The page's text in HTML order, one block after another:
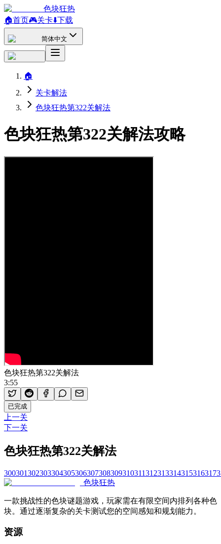
色块狂热
🏠首页🎮关卡⬇️下载
简体中文
🏠
关卡解法
色块狂热第322关解法
色块狂热第322关解法攻略
色块狂热第322关解法
3:55
已完成
上一关
下一关
色块狂热第322关解法
300301302303304305306307308309310311312313314315316317
色块狂热
一款挑战性的色块谜题游戏，玩家需在有限空间内排列各种色
块。通过逐渐复杂的关卡测试您的空间感知和规划能力。
资源